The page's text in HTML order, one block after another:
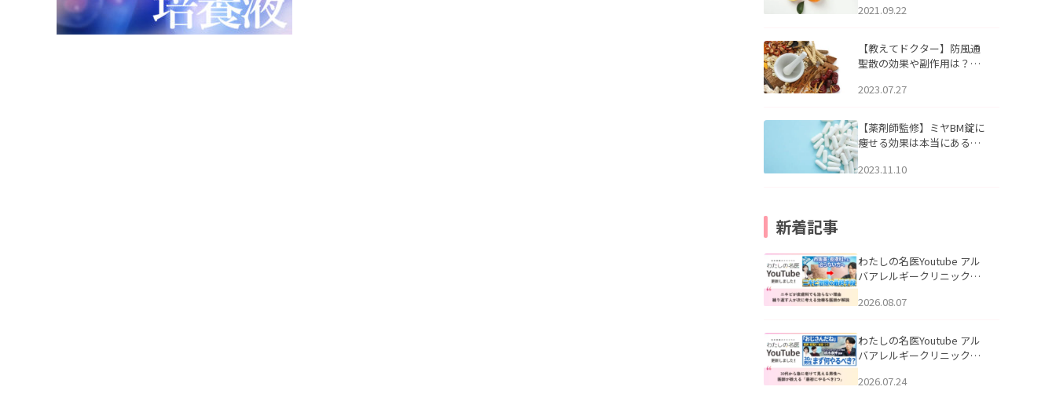
2021.09.22
【教えてドクター】防風通
聖散の効果や副作用は？長
2023.07.27
【薬剤師監修】ミヤBM錠に
痩せる効果は本当にある
2023.11.10
新着記事
わたしの名医Youtube アル
バアレルギークリニック札
らない理由｜繰り返す人が
説」を公開いたしました。
2026.08.07
わたしの名医Youtube アル
バアレルギークリニック札
える男性へ｜医師が教える
2026.07.24